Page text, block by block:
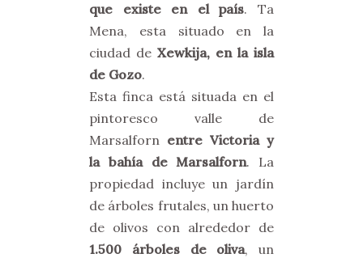
que existe en el país. Ta
Mena, esta situado en la
ciudad de Xewkija, en la isla
de Gozo.
Esta finca está situada en el
pintoresco valle de
Marsalforn entre Victoria y
la bahía de Marsalforn. La
propiedad incluye un jardín
de árboles frutales, un huerto
de olivos con alrededor de
1.500 árboles de oliva, un